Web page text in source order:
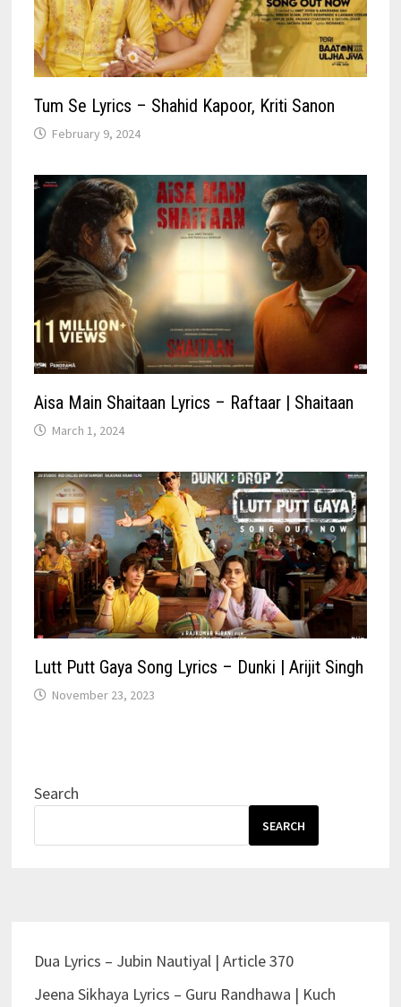
Tum Se Lyrics – Shahid Kapoor, Kriti Sanon
February 9, 2024
Aisa Main Shaitaan Lyrics – Raftaar | Shaitaan
March 1, 2024
Lutt Putt Gaya Song Lyrics – Dunki | Arijit Singh
November 23, 2023
Search
SEARCH
Dua Lyrics – Jubin Nautiyal | Article 370
Jeena Sikhaya Lyrics – Guru Randhawa | Kuch